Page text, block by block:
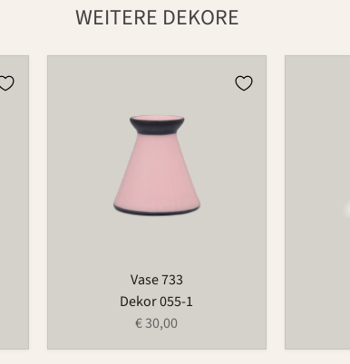
WEITERE DEKORE
Vase 733
Dekor 055-1
€ 30,00